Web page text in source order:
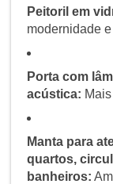
Peitoril em
modernidade
Porta com
acústica:
Manta para
quartos,
banheiros: